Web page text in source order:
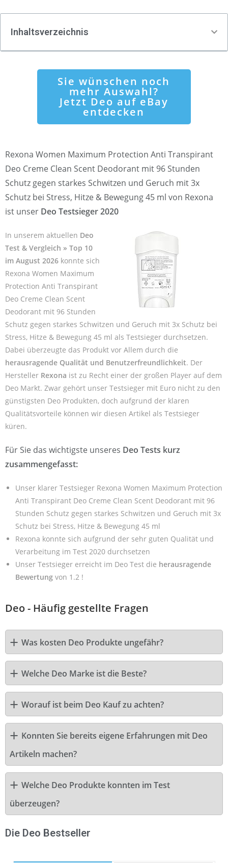
Inhaltsverzeichnis
Sie wünschen noch
mehr Auswahl?
Jetzt Deo auf eBay
entdecken
Rexona Women Maximum Protection Anti Transpirant
Deo Creme Clean Scent Deodorant mit 96 Stunden
Schutz gegen starkes Schwitzen und Geruch mit 3x
Schutz bei Stress, Hitze & Bewegung 45 ml von Rexona
ist unser Deo Testsieger 2020
In unserem aktuellen Deo
Test & Vergleich » Top 10
im August 2026 konnte sich
Rexona Women Maximum
Protection Anti Transpirant
Deo Creme Clean Scent
Deodorant mit 96 Stunden
Schutz gegen starkes Schwitzen und Geruch mit 3x Schutz bei
Stress, Hitze & Bewegung 45 ml als Testsieger durchsetzen.
Dabei überzeugte das Produkt vor Allem durch die
herausragende Qualität und Benutzerfreundlichkeit. Der
Hersteller Rexona ist zu Recht einer der großen Player auf dem
Deo Markt. Zwar gehört unser Testsieger mit Euro nicht zu den
günstigsten Deo Produkten, doch aufgrund der klaren
Qualitätsvorteile können wir diesen Artikel als Testsieger
küren.
Für Sie das wichtigste unseres Deo Tests kurz
zusammengefasst:
Unser klarer Testsieger Rexona Women Maximum Protection
Anti Transpirant Deo Creme Clean Scent Deodorant mit 96
Stunden Schutz gegen starkes Schwitzen und Geruch mit 3x
Schutz bei Stress, Hitze & Bewegung 45 ml
Rexona konnte sich aufgrund der sehr guten Qualität und
Verarbeitung im Test 2020 durchsetzen
Unser Testsieger erreicht im Deo Test die herausragende
Bewertung von 1.2 !
Deo - Häufig gestellte Fragen
Was kosten Deo Produkte ungefähr?
Welche Deo Marke ist die Beste?
Worauf ist beim Deo Kauf zu achten?
Konnten Sie bereits eigene Erfahrungen mit Deo
Artikeln machen?
Welche Deo Produkte konnten im Test
überzeugen?
Die Deo Bestseller